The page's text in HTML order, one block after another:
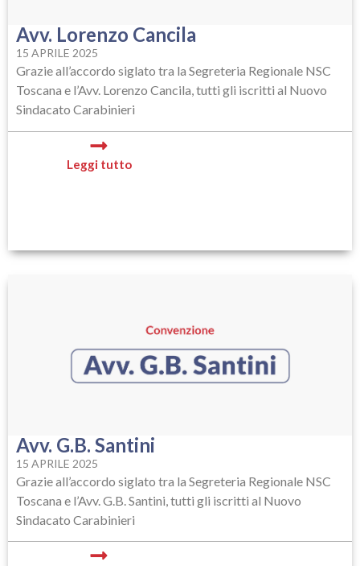
Avv. Lorenzo Cancila
15 APRILE 2025
Grazie all’accordo siglato tra la Segreteria Regionale NSC
Toscana e l’Avv. Lorenzo Cancila, tutti gli iscritti al Nuovo
Sindacato Carabinieri
Leggi tutto
Avv. G.B. Santini
15 APRILE 2025
Grazie all’accordo siglato tra la Segreteria Regionale NSC
Toscana e l’Avv. G.B. Santini, tutti gli iscritti al Nuovo
Sindacato Carabinieri